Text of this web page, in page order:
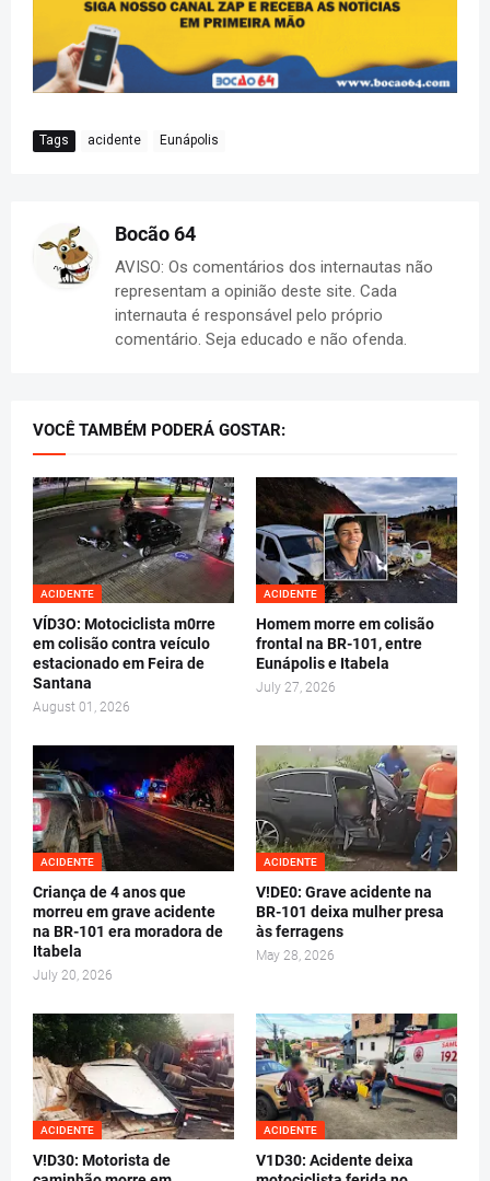
Tags acidente Eunápolis
Bocão 64
AVISO: Os comentários dos internautas não
representam a opinião deste site. Cada
internauta é responsável pelo próprio
comentário. Seja educado e não ofenda.
VOCÊ TAMBÉM PODERÁ GOSTAR:
ACIDENTE
VÍD3O: Motociclista m0rre
em colisão contra veículo
estacionado em Feira de
Santana
August 01, 2026
ACIDENTE
Homem morre em colisão
frontal na BR-101, entre
Eunápolis e Itabela
July 27, 2026
ACIDENTE
Criança de 4 anos que
morreu em grave acidente
na BR-101 era moradora de
Itabela
July 20, 2026
ACIDENTE
V!DE0: Grave acidente na
BR-101 deixa mulher presa
às ferragens
May 28, 2026
ACIDENTE
V!D30: Motorista de
ACIDENTE
V1D30: Acidente deixa